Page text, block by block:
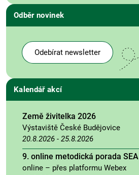
Odběr novinek
Odebírat newsletter
Kalendář akcí
Země živitelka 2026
Výstaviště České Budějovice
20.8.2026 - 25.8.2026
9. online metodická porada SEA
online – přes platformu Webex